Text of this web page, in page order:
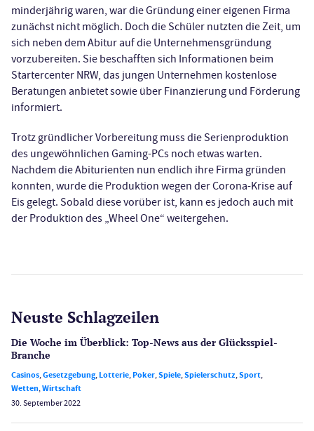
minderjährig waren, war die Gründung einer eigenen Firma
zunächst nicht möglich. Doch die Schüler nutzten die Zeit, um
sich neben dem Abitur auf die Unternehmensgründung
vorzubereiten. Sie beschafften sich Informationen beim
Startercenter NRW, das jungen Unternehmen kostenlose
Beratungen anbietet sowie über Finanzierung und Förderung
informiert.
Trotz gründlicher Vorbereitung muss die Serienproduktion
des ungewöhnlichen Gaming-PCs noch etwas warten.
Nachdem die Abiturienten nun endlich ihre Firma gründen
konnten, wurde die Produktion wegen der Corona-Krise auf
Eis gelegt. Sobald diese vorüber ist, kann es jedoch auch mit
der Produktion des „Wheel One“ weitergehen.
Neuste Schlagzeilen
Die Woche im Überblick: Top-News aus der Glücksspiel-
Branche
Casinos,Gesetzgebung,Lotterie,Poker,Spiele,Spielerschutz,Sport,
Wetten,Wirtschaft
30. September 2022